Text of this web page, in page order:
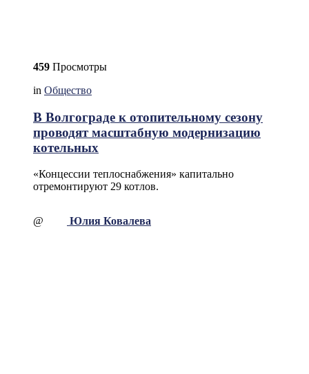
459 Просмотры
in Общество
В Волгограде к отопительному сезону
проводят масштабную модернизацию
котельных
«Концессии теплоснабжения» капитально
отремонтируют 29 котлов.
@ Юлия Ковалева